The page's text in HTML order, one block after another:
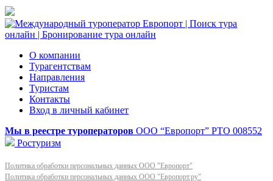
О компании
Турагентствам
Направления
Туристам
Контакты
Вход в личный кабинет
Мы в реестре туроператоров ООО “Европорт” РТО 008552
Ростуризм
Политика обработки персональных данных ООО "Европорт"
Политика обработки персональных данных ООО "Европорт.ру"